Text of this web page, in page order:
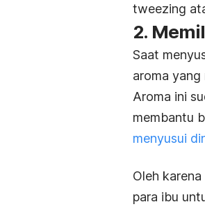
tweezing
2.
Saat
aroma yang
Aroma ini
membantu
menyusui
Oleh
para ibu